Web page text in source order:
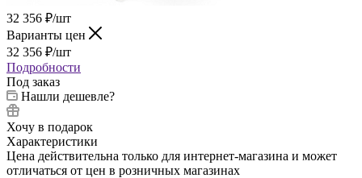
32 356 ₽/шт
Варианты цен
32 356 ₽/шт
Подробности
Под заказ
Нашли дешевле?
Хочу в подарок
Характеристики
Цена действительна только для интернет-магазина и может
отличаться от цен в розничных магазинах